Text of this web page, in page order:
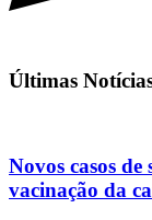
Últimas
Novos casos
vacinação da